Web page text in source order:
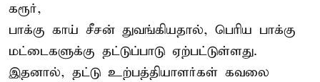
கரூர்,
பாக்கு காய் சீசன் துவங்கியதால், பெரிய பாக்கு
மட்டைகளுக்கு தட்டுப்பாடு ஏற்பட்டுள்ளது.
இதனால், தட்டு உற்பத்தியாளர்கள் கவலை